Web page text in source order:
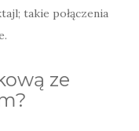
takie połączenia
ze